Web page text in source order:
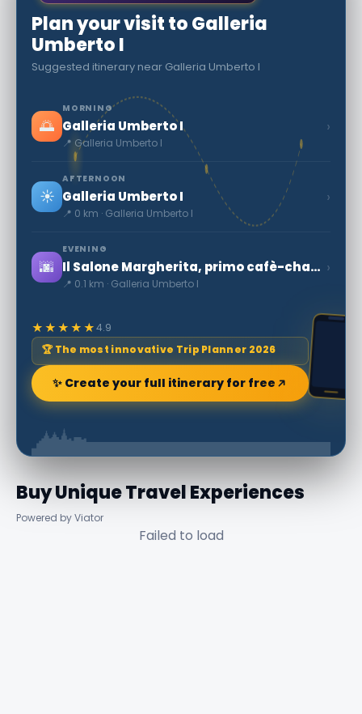
Plan your visit to Galleria
Umberto I
Suggested itinerary near Galleria Umberto I
🌅
MORNING
Galleria Umberto I
📍 Galleria Umberto I
›
☀️
AFTERNOON
Galleria Umberto I
📍 0 km · Galleria Umberto I
›
🌆
EVENING
Il Salone Margherita, primo cafè-chantant italiano
📍 0.1 km · Galleria Umberto I
›
★★★★★4.9
🏆 The most innovative Trip Planner 2026
✨ Create your full itinerary for free
Buy Unique Travel Experiences
Powered by Viator
Failed to load